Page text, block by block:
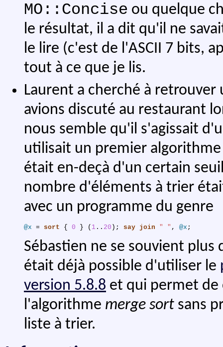
MO::Concise ou quelque
le résultat, il a dit qu'il ne
le lire (c'est de l'ASCII 7 bits,
tout à ce que je lis.
Laurent a cherché à
avions discuté au restaurant
nous semble qu'il s'agissait
utilisait un premier
était en-deçà d'un certain
nombre d'éléments à trier
avec un programme du genre
@x = sort { 0 } ( 1 .. 20 ) ; say join " " , @x ;
Sébastien ne se souvient plus
était déjà possible d'utiliser le
version 5.8.8 et qui permet
l'algorithme merge sort sans
liste à trier.